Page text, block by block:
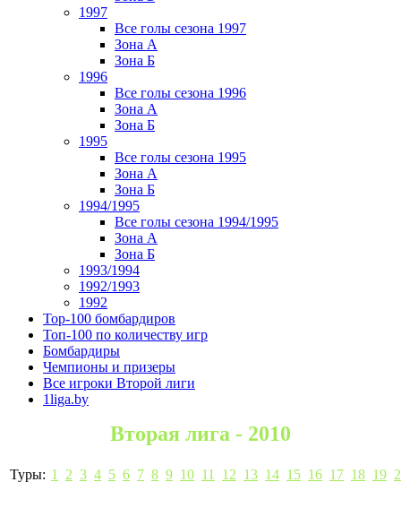
1997
Все голы сезона 1997
Зона А
Зона Б
1996
Все голы сезона 1996
Зона А
Зона Б
1995
Все голы сезона 1995
Зона А
Зона Б
1994/1995
Все голы сезона 1994/1995
Зона А
Зона Б
1993/1994
1992/1993
1992
Top-100 бомбардиров
Топ-100 по количеству игр
Бомбардиры
Чемпионы и призеры
Все игроки Второй лиги
1liga.by
Вторая лига - 2010
Туры: 1 2 3 4 5 6 7 8 9 10 11 12 13 14 15 16 17 18 19